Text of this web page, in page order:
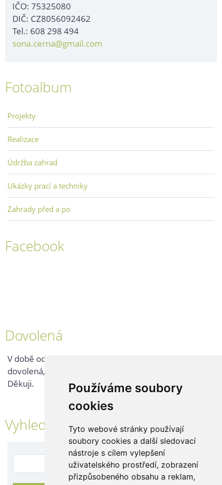
Používáme soubory
cookies
Tyto webové stránky používají
soubory cookies a další sledovací
nástroje s cílem vylepšení
uživatelského prostředí, zobrazení
přizpůsobeného obsahu a reklam,
IČO: 75325080
DIČ: CZ8056092462
Tel.: 608 298 494
sona.cerna@gmail.com
Fotoalbum
Projekty
Realizace
Údržba zahrad
Ukázky prací a techniky
Zahrady před a po
Facebook
Dovolená
V době od 25. 7. - 2. 8. 2026 probíhá v naší firmě
dovolená, kontaktujte nás až po jejím ukončení.
Děkuji.
Vyhledávání